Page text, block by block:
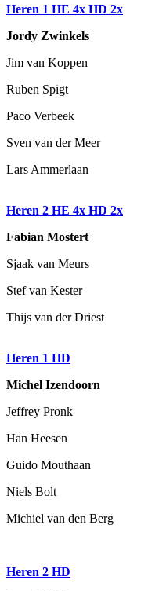
Heren 1 HE 4x HD 2x
Jordy Zwinkels
Jim van Koppen
Ruben Spigt
Paco Verbeek
Sven van der Meer
Lars Ammerlaan
Heren 2 HE 4x HD 2x
Fabian Mostert
Sjaak van Meurs
Stef van Kester
Thijs van der Driest
Heren 1 HD
Michel Izendoorn
Jeffrey Pronk
Han Heesen
Guido Mouthaan
Niels Bolt
Michiel van den Berg
Heren 2 HD